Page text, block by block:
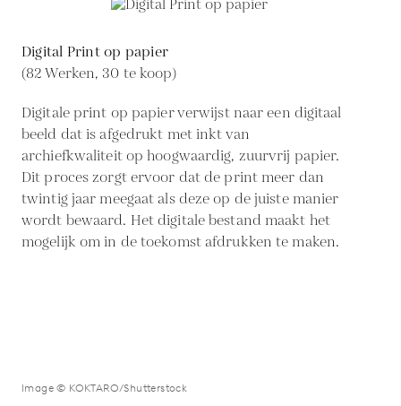
Digital Print op papier
(82 Werken, 30 te koop)
Digitale print op papier verwijst naar een digitaal
beeld dat is afgedrukt met inkt van
archiefkwaliteit op hoogwaardig, zuurvrij papier.
Dit proces zorgt ervoor dat de print meer dan
twintig jaar meegaat als deze op de juiste manier
wordt bewaard. Het digitale bestand maakt het
mogelijk om in de toekomst afdrukken te maken.
Image © KOKTARO/Shutterstock